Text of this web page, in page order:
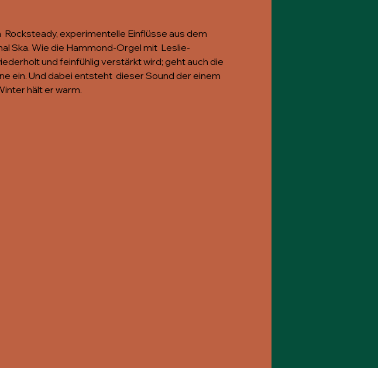
experimentelle Einflüsse aus dem
Ska. Wie die Hammond-Orgel mit  Leslie-
und feinfühlig verstärkt wird; geht auch die
ein. Und dabei entsteht  dieser Sound der einem
hält er warm.